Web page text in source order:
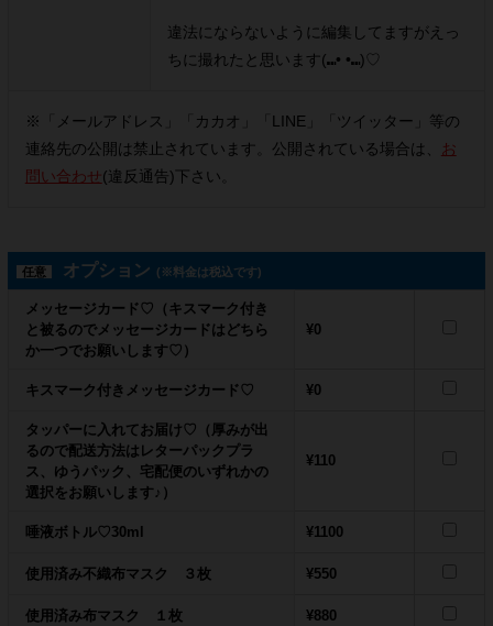
違法にならないように編集してますがえっ
ちに撮れたと思います(⑉︎• •⑉︎)♡︎
※「メールアドレス」「カカオ」「LINE」「ツイッター」等の
連絡先の公開は禁止されています。公開されている場合は、 お
問い合わせ (違反通告)下さい。
任意 オプション (※料金は税込です)
メッセージカード♡（キスマーク付き
と被るのでメッセージカードはどちら
か一つでお願いします♡）
¥0
キスマーク付きメッセージカード♡ ¥0
タッパーに入れてお届け♡（厚みが出
るので配送方法はレターパックプラ
ス、ゆうパック、宅配便のいずれかの
選択をお願いします♪）
¥110
唾液ボトル♡30ml ¥1100
使用済み不織布マスク ３枚 ¥550
使用済み布マスク １枚 ¥880